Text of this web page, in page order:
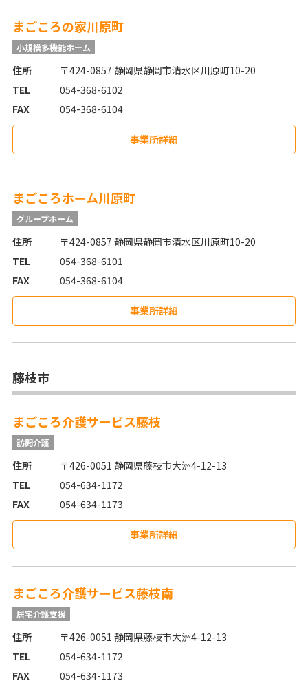
まごころの家川原町
小規模多機能ホーム
住所
〒424-0857 静岡県静岡市清水区川原町10-20
TEL
054-368-6102
FAX
054-368-6104
事業所詳細
まごころホーム川原町
グループホーム
住所
〒424-0857 静岡県静岡市清水区川原町10-20
TEL
054-368-6101
FAX
054-368-6104
事業所詳細
藤枝市
まごころ介護サービス藤枝
訪問介護
住所
〒426-0051 静岡県藤枝市大洲4-12-13
TEL
054-634-1172
FAX
054-634-1173
事業所詳細
まごころ介護サービス藤枝南
居宅介護支援
住所
〒426-0051 静岡県藤枝市大洲4-12-13
TEL
054-634-1172
FAX
054-634-1173